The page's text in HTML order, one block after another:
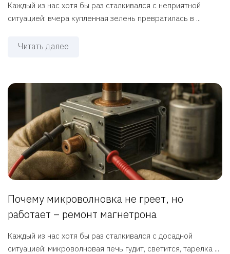
Каждый из нас хотя бы раз сталкивался с неприятной
ситуацией: вчера купленная зелень превратилась в ...
Читать далее
Почему микроволновка не греет, но
работает – ремонт магнетрона
Каждый из нас хотя бы раз сталкивался с досадной
ситуацией: микроволновая печь гудит, светится, тарелка ...